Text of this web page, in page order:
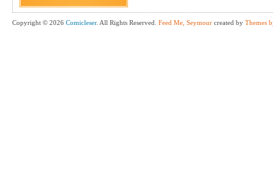
Copyright © 2026 Comicleser. All Rights Reserved. Feed Me, Seymour created by Themes